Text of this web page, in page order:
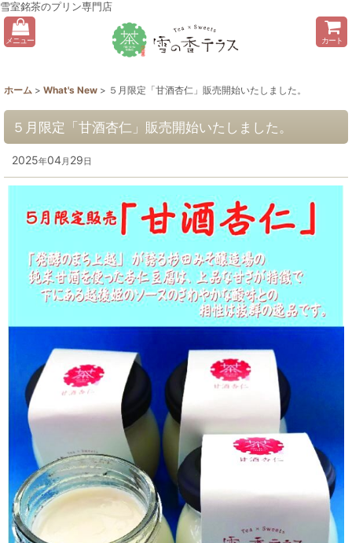
雪室銘茶のプリン専門店
メニュー カート
ホーム > What's New > ５月限定「甘酒杏仁」販売開始いたしました。
５月限定「甘酒杏仁」販売開始いたしました。
2025年04月 29日